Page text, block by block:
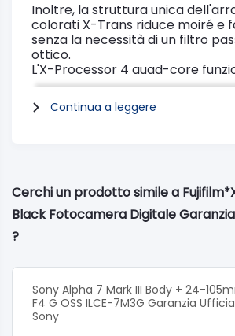
Inoltre, la struttura unica
colorati X-Trans riduce moiré e
senza la necessità di un filtro
ottico.
L'X-Processor 4 quad-core
sensore X-Trans CMOS 4 per
combinazione di elaborazione
in grado di offrire varie opzioni di
Sono stati inoltre apportati
significativi alla capacità della
seguire i soggetti in movimento,
Specifiche Tecniche:
Attacco ottiche: FUJIFILM X
Sensore d'immagine :X-Trans
Continua a leggere
Cerchi un prodotto simile a
Black Fotocamera Digitale
?
Sony Alpha 7 Mark III Body + 24-
F4 G OSS ILCE-7M3G Garanzia
Sony